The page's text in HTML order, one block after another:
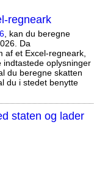
regneark
, kan du beregne
Da
af et Excel-regneark,
oplysninger
du beregne skatten
du i stedet benytte
staten og lader